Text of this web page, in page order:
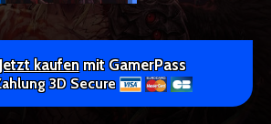
Jetzt kaufenmit GamerPass
3D Secure